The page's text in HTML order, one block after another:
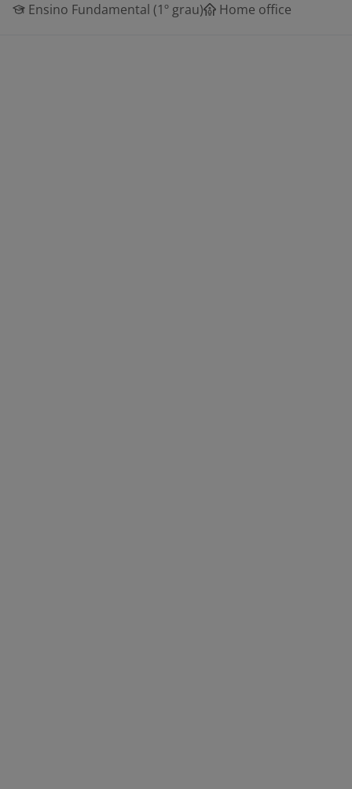
Ensino Fundamental (1º grau)
Home office